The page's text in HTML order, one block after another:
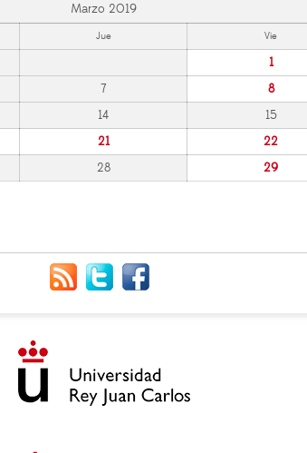
Marzo 2019
Jue Vie
1
7 8
14 15
21 22
28 29